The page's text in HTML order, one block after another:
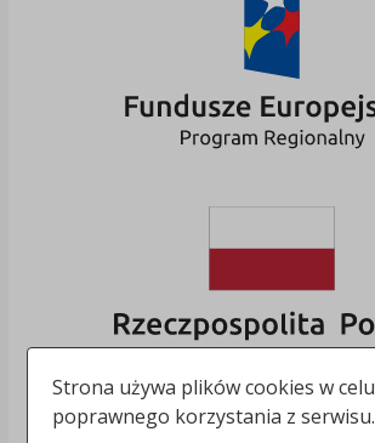
Strona używa plików cookies w celu
poprawnego korzystania z serwisu.